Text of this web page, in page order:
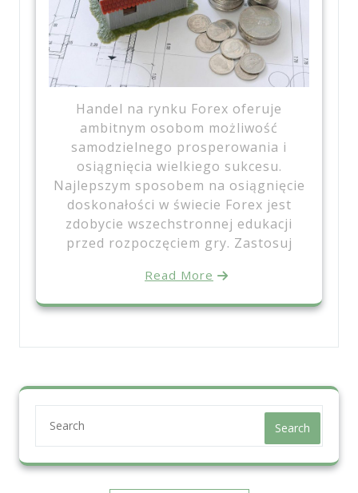
Handel na rynku Forex oferuje
ambitnym osobom możliwość
samodzielnego prosperowania i
osiągnięcia wielkiego sukcesu.
Najlepszym sposobem na osiągnięcie
doskonałości w świecie Forex jest
zdobycie wszechstronnej edukacji
przed rozpoczęciem gry. Zastosuj
Read More
Search